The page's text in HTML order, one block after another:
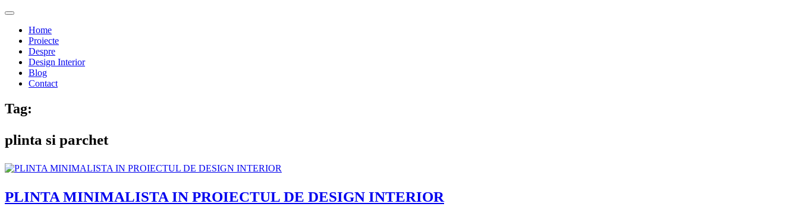
Home
Proiecte
Despre
Design Interior
Blog
Contact
Tag:
plinta si parchet
PLINTA MINIMALISTA IN PROIECTUL DE DESIGN INTERIOR